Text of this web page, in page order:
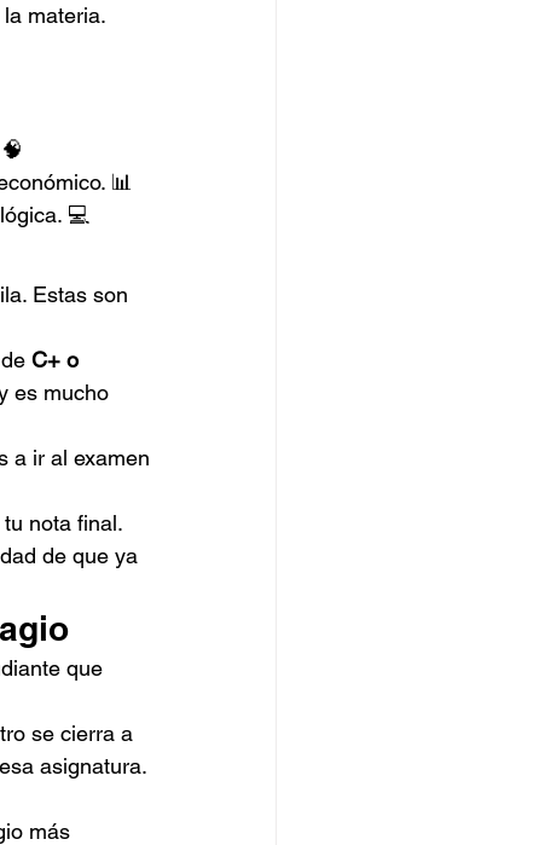
materia.
📊
💻
Estas son
C+ o
es mucho
a ir al examen
nota final.
de que ya
que
se cierra a
asignatura.
más